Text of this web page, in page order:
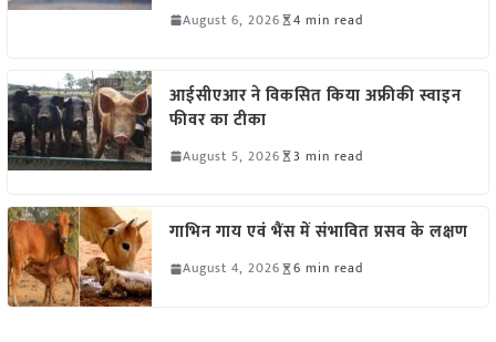
August 6, 2026 4 min read
आईसीएआर ने विकसित किया अफ्रीकी स्वाइन
फीवर का टीका
August 5, 2026 3 min read
गाभिन गाय एवं भैंस में संभावित प्रसव के लक्षण
August 4, 2026 6 min read